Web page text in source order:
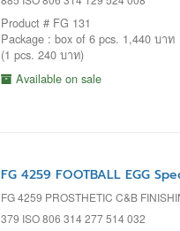
Product # FG 131
Package : box of 6 pcs. 1,440 บาท
(1 pcs. 240 บาท)
Available on sale
FG 4259 FOOTBALL EGG
FG 4259 PROSTHETIC C&B
379 ISO 806 314 277 514 032